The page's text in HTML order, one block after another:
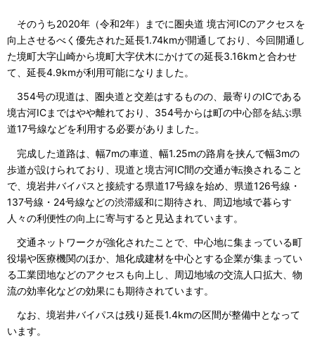
そのうち2020年（令和2年）までに圏央道 境古河ICのアクセスを
向上させるべく優先された延長1.74kmが開通しており、今回開通し
た境町大字山崎から境町大字伏木にかけての延長3.16kmと合わせ
て、延長4.9kmが利用可能になりました。
354号の現道は、圏央道と交差はするものの、最寄りのICである
境古河ICまではやや離れており、354号からは町の中心部を結ぶ県
道17号線などを利用する必要がありました。
完成した道路は、幅7mの車道、幅1.25mの路肩を挟んで幅3mの
歩道が設けられており、現道と境古河IC間の交通が転換されること
で、境岩井バイパスと接続する県道17号線を始め、県道126号線・
137号線・24号線などの渋滞緩和に期待され、周辺地域で暮らす
人々の利便性の向上に寄与すると見込まれています。
交通ネットワークが強化されたことで、中心地に集まっている町
役場や医療機関のほか、旭化成建材を中心とする企業が集まってい
る工業団地などのアクセスも向上し、周辺地域の交流人口拡大、物
流の効率化などの効果にも期待されています。
なお、境岩井バイパスは残り延長1.4kmの区間が整備中となって
います。